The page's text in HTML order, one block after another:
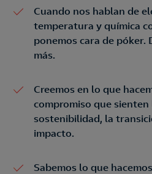
Cuando nos hablan de
temperatura y química
ponemos cara de póker.
más.
Creemos en lo que
compromiso que
sostenibilidad, la
impacto.
Sabemos lo que